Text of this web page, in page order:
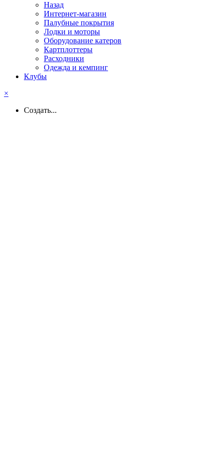
Назад
Интернет-магазин
Палубные покрытия
Лодки и моторы
Оборудование катеров
Картплоттеры
Расходники
Одежда и кемпинг
Клубы
×
Создать...